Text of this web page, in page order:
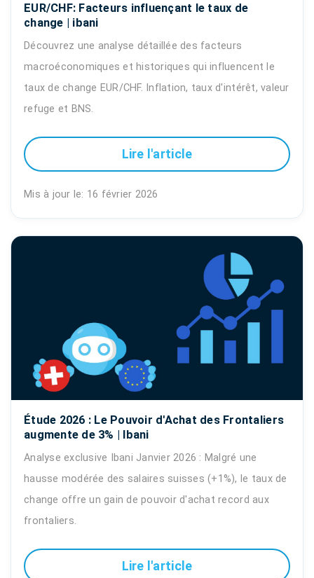
EUR/CHF: Facteurs influençant le taux de
change | ibani
Découvrez une analyse détaillée des facteurs
macroéconomiques et historiques qui influencent le
taux de change EUR/CHF. Inflation, taux d'intérêt, valeur
refuge et BNS.
Lire l'article
Mis à jour le: 16 février 2026
Étude 2026 : Le Pouvoir d'Achat des Frontaliers
augmente de 3% | Ibani
Analyse exclusive Ibani Janvier 2026 : Malgré une
hausse modérée des salaires suisses (+1%), le taux de
change offre un gain de pouvoir d'achat record aux
frontaliers.
Lire l'article